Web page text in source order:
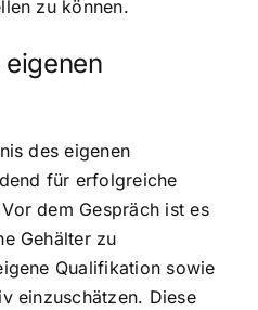
zu können.
des eigenen
für erfolgreiche
dem Gespräch ist es
Gehälter zu
Qualifikation sowie
einzuschätzen. Diese